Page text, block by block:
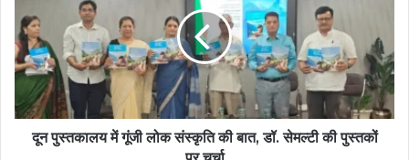
दून पुस्तकालय में गूंजी लोक संस्कृति की बात, डॉ. सेमल्टी की पुस्तकों